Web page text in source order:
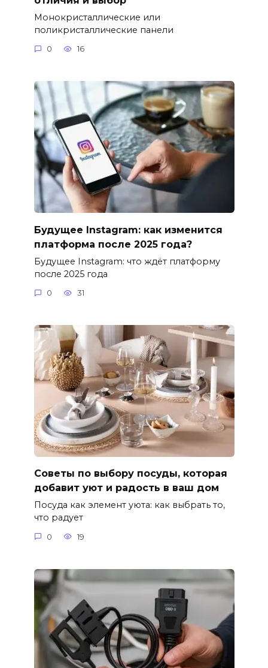
Монокристаллические или
поликристаллические панели
0 16
Будущее Instagram: как изменится
платформа после 2025 года?
Будущее Instagram: что ждёт платформу
после 2025 года
0 31
Советы по выбору посуды, которая
добавит уют и радость в ваш дом
Посуда как элемент уюта: как выбрать то,
что радует
0 19